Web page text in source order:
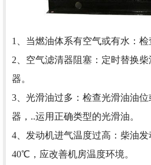
1、当燃油体系有空气或有水：检
2、空气滤清器阻塞：定时替换
器。
3、光滑油过多：检查光滑油油
器，..运用正确类型的光滑油。
4、发动机进气温度过高：柴油
40℃，应改善机房温度环境。